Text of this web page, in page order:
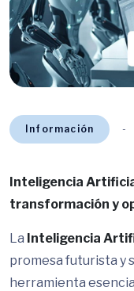
Información
Inteligencia
transformación y
La Inteligencia
promesa futurista y
herramienta